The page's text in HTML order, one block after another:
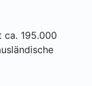
ca. 195.000